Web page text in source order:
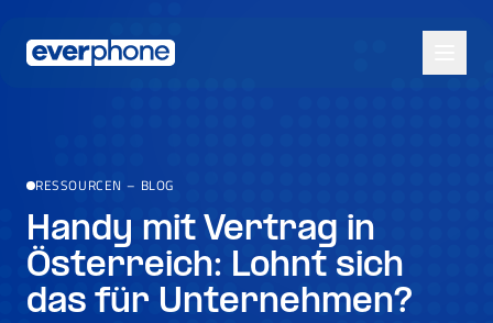
RESSOURCEN – BLOG
Handy mit Vertrag in
Österreich: Lohnt sich
das für Unternehmen?